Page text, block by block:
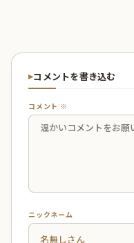
コメントを書き込む
コメント ※
ニックネーム